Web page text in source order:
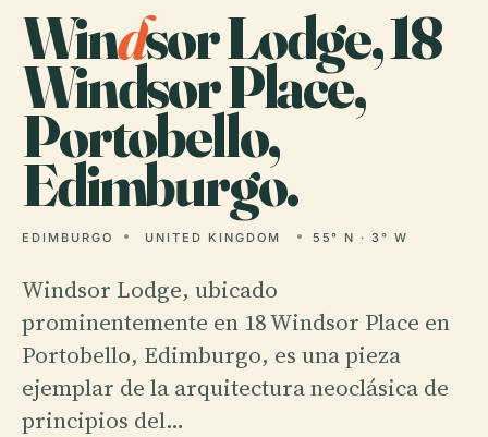
Windsor Lodge, 18
Windsor Place,
Portobello,
Edimburgo.
EDIMBURGO UNITED KINGDOM 55° N · 3° W
Windsor Lodge, ubicado
prominentemente en 18 Windsor Place en
Portobello, Edimburgo, es una pieza
ejemplar de la arquitectura neoclásica de
principios del…